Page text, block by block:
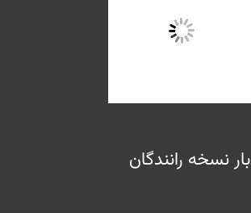
نسخه رانندگان